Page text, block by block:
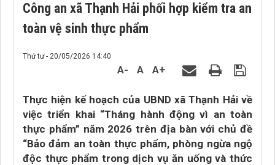
Công an xã Thạnh Hải phối hợp kiểm tra an
toàn vệ sinh thực phẩm
Thứ tư - 20/05/2026 14:40
A- A A+
Thực hiện kế hoạch của UBND xã Thạnh Hải về
việc triển khai “Tháng hành động vì an toàn
thực phẩm” năm 2026 trên địa bàn với chủ đề
“Bảo đảm an toàn thực phẩm, phòng ngừa ngộ
độc thực phẩm trong dịch vụ ăn uống và thức